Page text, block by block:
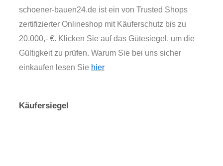
schoener-bauen24.de ist ein von Trusted Shops
zertifizierter Onlineshop mit Käuferschutz bis zu
20.000,- €. Klicken Sie auf das Gütesiegel, um die
Gültigkeit zu prüfen. Warum Sie bei uns sicher
einkaufen lesen Sie hier
Käufersiegel